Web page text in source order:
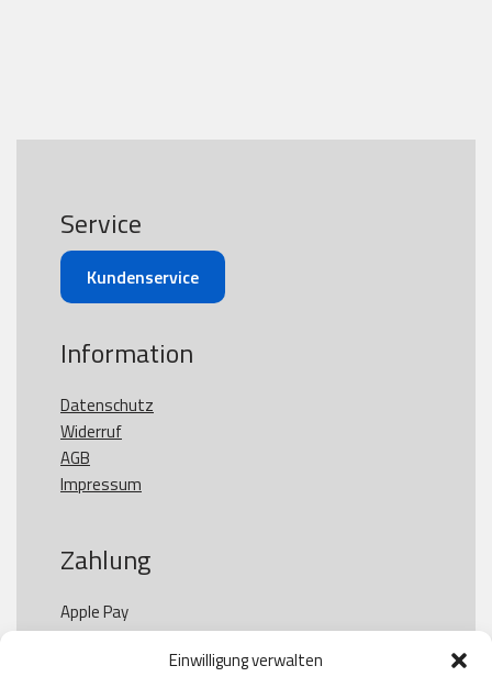
Einwilligung verwalten
Service
Kundenservice
Information
Datenschutz
Widerruf
AGB
Impressum
Zahlung
Apple Pay
Paypal